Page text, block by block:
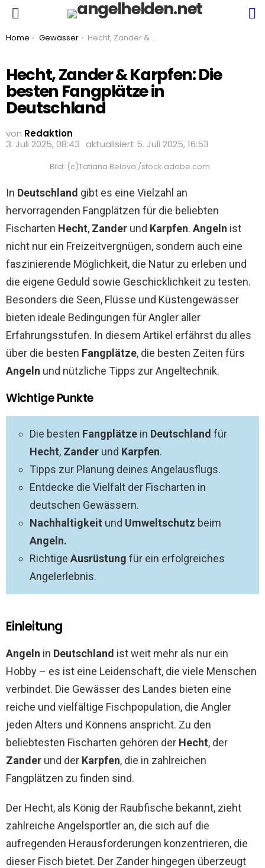
You are here:
Home Gewässer Hecht, Zander & Karpfen: Die besten Fangplätze in Deutschland
Hecht, Zander & Karpfen: Die
besten Fangplätze in
Deutschland
von Redaktion
3. Juli 2025, 08:43 aktualisiert 5. Juli 2025, 16:53
Bild: (c)Tatiana Belova /stock.adobe.com
In Deutschland gibt es eine Vielzahl an
hervorragenden Fangplätzen für die beliebten
Fischarten Hecht, Zander und Karpfen. Angeln ist
nicht nur ein Freizeitvergnügen, sondern auch eine
faszinierende Möglichkeit, die Natur zu erleben und
die eigene Geduld sowie Geschicklichkeit zu testen.
Besonders die Seen, Flüsse und Küstengewässer
bieten ideale Bedingungen für Angler aller
Erfahrungsstufen. In diesem Artikel erfährst du alles
über die besten Fangplätze, die besten Zeiten fürs
Angeln und nützliche Tipps zur Angeltechnik.
Wichtige Punkte
Die besten Fangplätze in Deutschland für
Hecht, Zander und Karpfen.
Tipps zur Planung deines Angelausflugs.
Entdecke die Vielfalt der Fischarten in
deutschen Gewässern.
Nachhaltigkeit und Umweltschutz beim
Angeln.
Richtige Ausrüstung für ein erfolgreiches
Angelerlebnis.
Einleitung
Angeln in Deutschland ist weit mehr als nur ein
Hobby – es ist eine Leidenschaft, die viele Menschen
verbindet. Die Gewässer des Landes bieten eine
reiche und vielfältige Fischpopulation, die Angler
jeden Alters und Könnens anspricht. Zu den
beliebtesten Fischarten gehören der Hecht, der
Zander und der Karpfen, die in zahlreichen
Fangplätzen zu finden sind.
Der Hecht, als König der Raubfische bekannt, zieht
zahlreiche Angelsportler an, die sich auf die
aufregenden Herausforderungen konzentrieren, die
dieser Fisch bietet. Der Zander hingegen überzeugt